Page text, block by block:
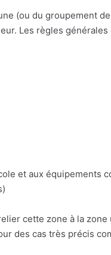
(ou du groupement
Les règles
et aux équipements
cette zone à la zone
des cas très précis